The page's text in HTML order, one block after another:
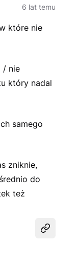
6 lat temu
które nie
/ nie
który nadal
samego
zniknie,
do
też
Udostępnij